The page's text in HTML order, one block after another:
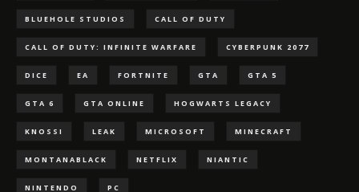
BLUEHOLE STUDIOS CALL OF DUTY
CALL OF DUTY: INFINITE WARFARE CYBERPUNK 2077
DICE EA FORTNITE GTA GTA 5
GTA 6 GTA ONLINE HOGWARTS LEGACY
KNOSSI LEAK MICROSOFT MINECRAFT
MONTANABLACK NETFLIX NIANTIC
NINTENDO PC